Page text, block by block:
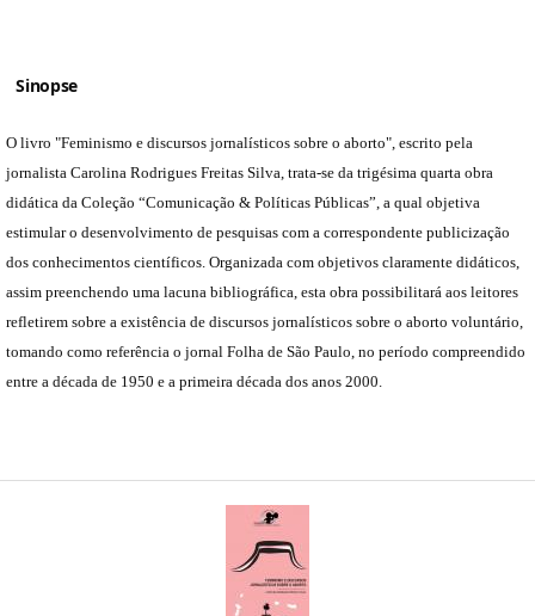
Sinopse
O livro "Feminismo e discursos jornalísticos sobre o aborto", escrito pela
jornalista Carolina Rodrigues Freitas Silva, trata-se da trigésima quarta obra
didática da Coleção “Comunicação & Políticas Públicas”, a qual objetiva
estimular o desenvolvimento de pesquisas com a correspondente publicização
dos conhecimentos científicos. Organizada com objetivos claramente didáticos,
assim preenchendo uma lacuna bibliográfica, esta obra possibilitará aos leitores
refletirem sobre a existência de discursos jornalísticos sobre o aborto voluntário,
tomando como referência o jornal Folha de São Paulo, no período compreendido
entre a década de 1950 e a primeira década dos anos 2000.